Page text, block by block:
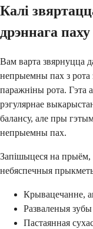
Калі
дрэннага паху
Вам варта звярнуцца
непрыемны пах з рота
паражніны рота. Гэта
рэгулярнае
балансу, але пры
непрыемны пах.
Запішыцеся на прыём,
небяспечныя
Крывацечанне,
Разваленыя
Пастаянная